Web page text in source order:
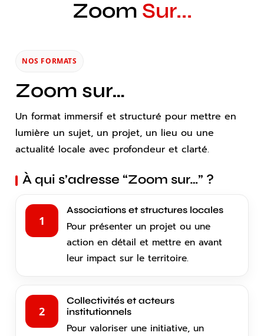
Zoom Sur...
NOS FORMATS
Zoom sur…
Un format immersif et structuré pour mettre en
lumière un sujet, un projet, un lieu ou une
actualité locale avec profondeur et clarté.
À qui s’adresse “Zoom sur…” ?
1
Associations et structures locales
Pour présenter un projet ou une
action en détail et mettre en avant
leur impact sur le territoire.
2
Collectivités et acteurs
institutionnels
Pour valoriser une initiative, un